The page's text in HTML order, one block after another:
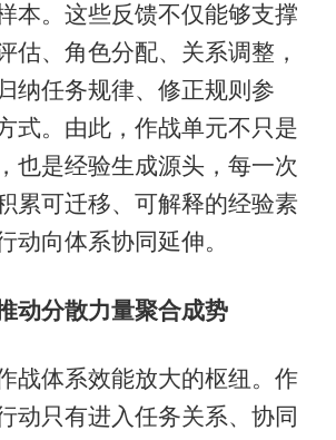
本。这些反馈不仅能够支撑
估、角色分配、关系调整，
纳任务规律、修正规则参
式。由此，作战单元不只是
也是经验生成源头，每一次
累可迁移、可解释的经验素
动向体系协同延伸。
动分散力量聚合成势
体系效能放大的枢纽。作
动只有进入任务关系、协同